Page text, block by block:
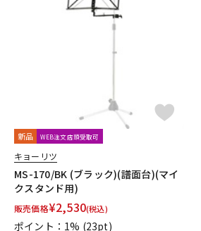
新品 WEB注文店頭受取可
キョーリツ
MS-170/BK (ブラック)(譜面台)(マイ
クスタンド用)
販売価格¥2,530(税込)
ポイント：1% (23pt)